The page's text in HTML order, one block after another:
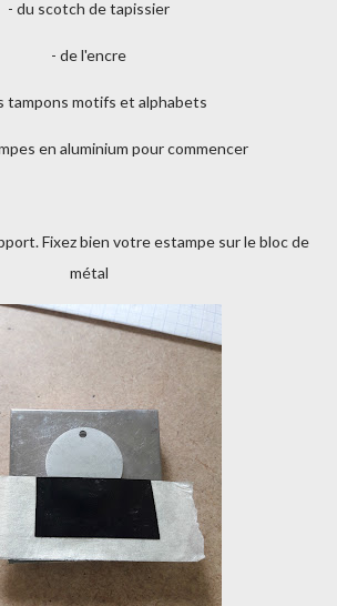
- du scotch de tapissier
- de l'encre
tampons motifs et alphabets
en aluminium pour commencer
Fixez bien votre estampe sur le bloc de
métal